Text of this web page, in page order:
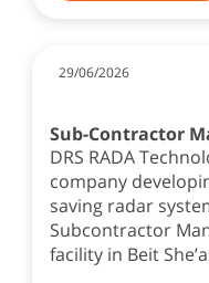
29/06/2026
Sub-Contractor
DRS RADA
company
saving radar
Subcontractor
facility in Beit